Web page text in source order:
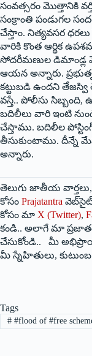
సంవత్సరం మొత్తానికి
సంక్రాంతి పండుగల
చేస్తాం. నిత్యవసర
వారికి కొంత ఆర్థిక
సోదరీమణుల డిమాండ్ల
ఆయన అన్నారు.
‌కట్టుబడి ఉందని
వస్తే.. పోలీసు సిబ్బంది,
బదిలీలు వారి ఇంటి
చేస్తాము. బదిలీల
తీసుకుంటాము. దీన్నే
అన్నారు.
తెలుగు జాతీయ వార్తలు,
కోసం Prajatantra
కోసం మా X (Twitter),
కండి.. అలాగే మా
చేసుకోండి.. మీ
మీ స్నేహితులు,
Tags
##flood of #free